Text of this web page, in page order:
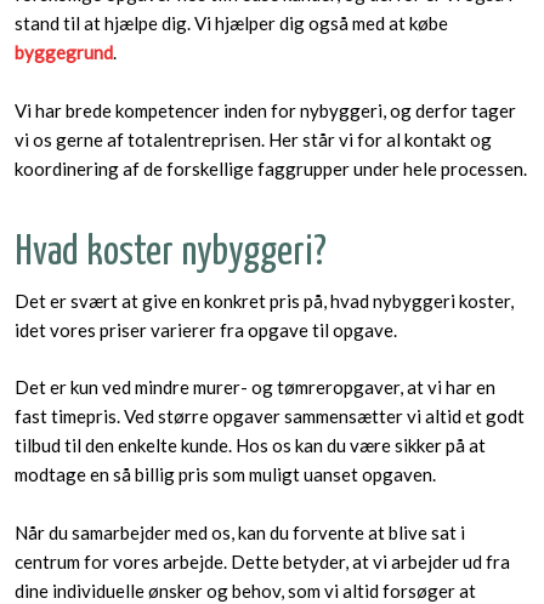
stand til at hjælpe dig. Vi hjælper dig også med at købe
byggegrund.
Vi har brede kompetencer inden for nybyggeri, og derfor tager
vi os gerne af totalentreprisen. Her står vi for al kontakt og
koordinering af de forskellige faggrupper under hele processen.
Hvad koster nybyggeri?
​Det er svært at give en konkret pris på, hvad nybyggeri koster,
idet vores priser varierer fra opgave til opgave.​
Det er kun ved mindre murer- og tømreropgaver, at vi har en
fast timepris. Ved større opgaver sammensætter vi altid et godt
tilbud til den enkelte kunde. Hos os kan du være sikker på at
modtage en så billig pris som muligt uanset opgaven.
Når du samarbejder med os, kan du forvente at blive sat i
centrum for vores arbejde. Dette betyder, at vi arbejder ud fra
dine individuelle ønsker og behov, som vi altid forsøger at